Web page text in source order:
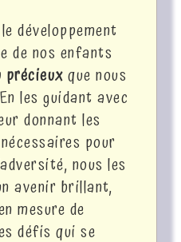
développement
de nos enfants
précieuxque nous
les guidant avec
donnant les
pour
nous les
avenir brillant,
mesure de
défis qui se